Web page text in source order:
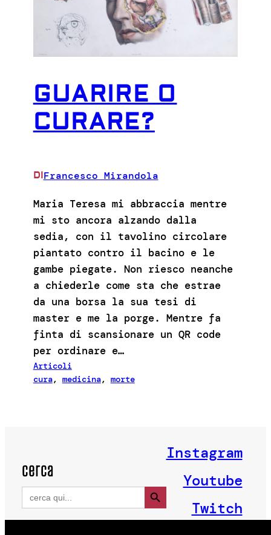
GUARIRE O
CURARE?
DIFrancesco Mirandola
Maria Teresa mi abbraccia mentre
mi sto ancora alzando dalla
sedia, con il tavolino circolare
piantato contro il bacino e le
gambe piegate. Non riesco neanche
a chiederle come sta che estrae
da una borsa la sua tesi di
master e me la porge. Mentre fa
finta di scansionare un QR code
per ordinare e…
Articoli
cura, medicina, morte
cerca
Search
for:
Search Button
Instagram
Youtube
Twitch